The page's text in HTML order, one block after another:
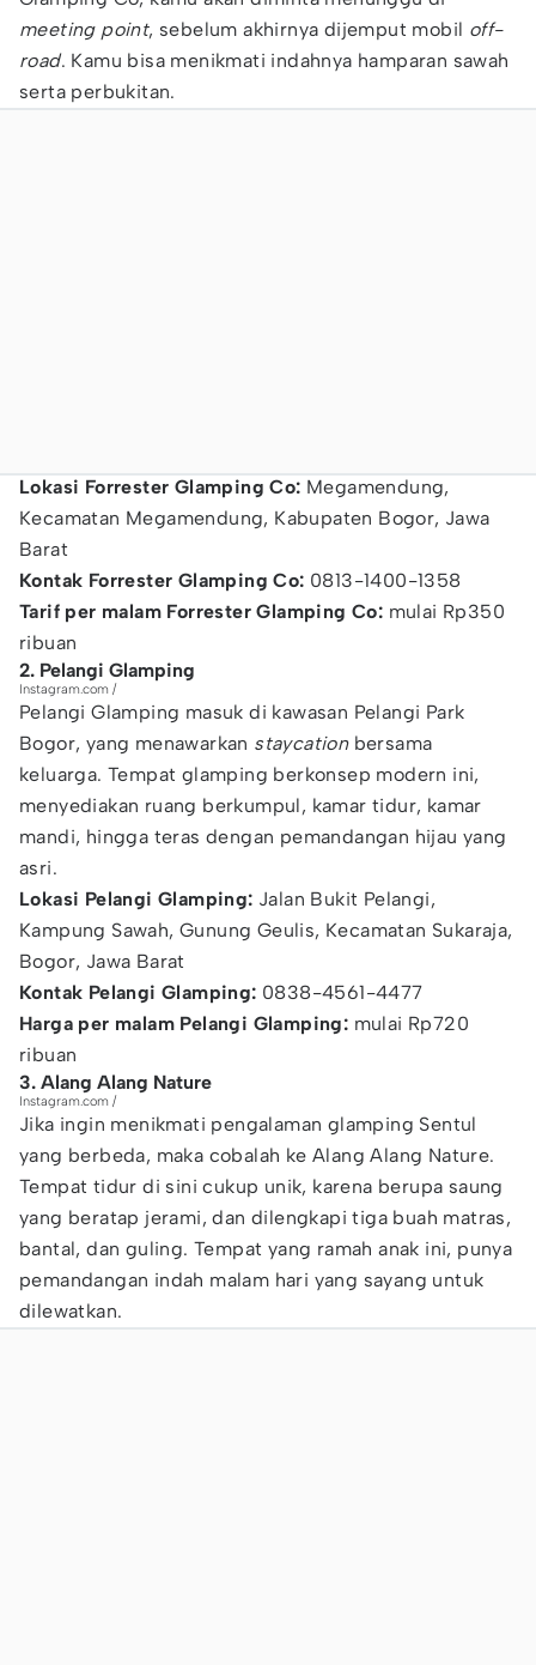
meeting point, sebelum akhirnya dijemput mobil off-
road. Kamu bisa menikmati indahnya hamparan sawah
serta perbukitan.
Lokasi Forrester Glamping Co: Megamendung,
Kecamatan Megamendung, Kabupaten Bogor, Jawa
Barat
Kontak Forrester Glamping Co: 0813-1400-1358
Tarif per malam Forrester Glamping Co: mulai Rp350
ribuan
2. Pelangi Glamping
Instagram.com /
Pelangi Glamping masuk di kawasan Pelangi Park
Bogor, yang menawarkan staycationbersama
keluarga. Tempat glamping berkonsep modern ini,
menyediakan ruang berkumpul, kamar tidur, kamar
mandi, hingga teras dengan pemandangan hijau yang
asri.
Lokasi Pelangi Glamping: Jalan Bukit Pelangi,
Kampung Sawah, Gunung Geulis, Kecamatan Sukaraja,
Bogor, Jawa Barat
Kontak Pelangi Glamping: 0838-4561-4477
Harga per malam Pelangi Glamping: mulai Rp720
ribuan
3. Alang Alang Nature
Instagram.com /
Jika ingin menikmati pengalaman glamping Sentul
yang berbeda, maka cobalah ke Alang Alang Nature.
Tempat tidur di sini cukup unik, karena berupa saung
yang beratap jerami, dan dilengkapi tiga buah matras,
bantal, dan guling. Tempat yang ramah anak ini, punya
pemandangan indah malam hari yang sayang untuk
dilewatkan.